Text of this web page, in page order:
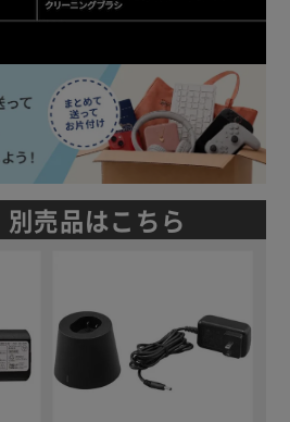
売品はこちら